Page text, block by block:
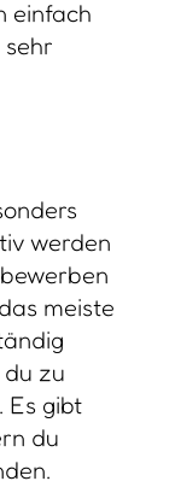
einfach
werden
meiste
zu
Es gibt
du